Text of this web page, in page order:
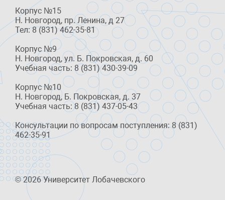
Корпус №15
Н. Новгород, пр. Ленина, д 27
Тел: 8 (831) 462-35-81
Корпус №9
Н. Новгород, ул. Б. Покровская, д. 60
Учебная часть: 8 (831) 430-39-09
Корпус №10
Н. Новгород, Б. Покровская, д. 37
Учебная часть: 8 (831) 437-05-43
Консультации по вопросам поступления: 8 (831)
462-35-91
© 2026 Университет Лобачевского